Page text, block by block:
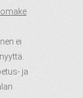
ei
ja